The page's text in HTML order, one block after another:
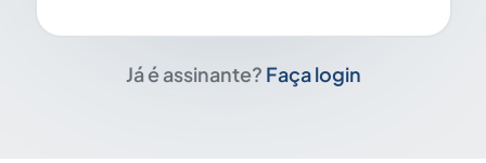
Já é assinante? Faça login